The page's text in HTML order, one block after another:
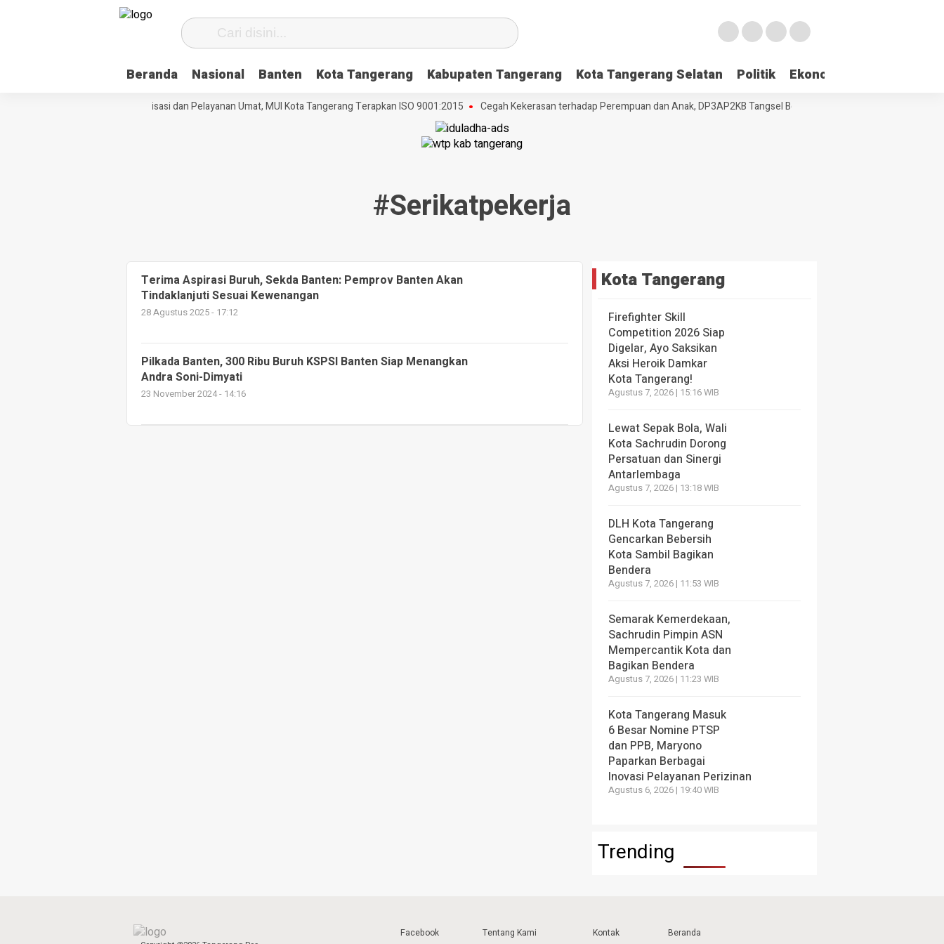
Beranda Nasional Banten Kota Tangerang Kabupaten Tangerang Kota Tangerang Selatan Politik Ekonomi
Perkuat Tata Kelola Organisasi dan Pelayanan Umat, MUI Kota Tangerang Terapkan ISO 9001:2015 Cegah Kekerasan terhadap Perempuan dan Anak, DP3AP2KB Tangsel Bekali Masyarakat Manajemen Stres
#serikatpekerja
Terima Aspirasi Buruh, Sekda Banten: Pemprov Banten Akan
Tindaklanjuti Sesuai Kewenangan
28 Agustus 2025 - 17:12
Pilkada Banten, 300 Ribu Buruh KSPSI Banten Siap Menangkan
Andra Soni-Dimyati
23 November 2024 - 14:16
Kota Tangerang
Firefighter Skill
Competition 2026 Siap
Digelar, Ayo Saksikan
Aksi Heroik Damkar
Kota Tangerang!
Agustus 7, 2026 | 15:16 WIB
Lewat Sepak Bola, Wali
Kota Sachrudin Dorong
Persatuan dan Sinergi
Antarlembaga
Agustus 7, 2026 | 13:18 WIB
DLH Kota Tangerang
Gencarkan Bebersih
Kota Sambil Bagikan
Bendera
Agustus 7, 2026 | 11:53 WIB
Semarak Kemerdekaan,
Sachrudin Pimpin ASN
Mempercantik Kota dan
Bagikan Bendera
Agustus 7, 2026 | 11:23 WIB
Kota Tangerang Masuk
6 Besar Nomine PTSP
dan PPB, Maryono
Paparkan Berbagai
Inovasi Pelayanan Perizinan
Agustus 6, 2026 | 19:40 WIB
Trending
Facebook
Tentang Kami
Kontak
Beranda